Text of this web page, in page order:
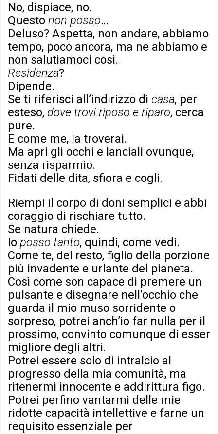
No, dispiace, no.
Questo non posso…
Deluso? Aspetta, non andare, abbiamo
tempo, poco ancora, ma ne abbiamo e
non salutiamoci così.
Residenza?
Dipende.
Se ti riferisci all’indirizzo di casa, per
esteso, dove trovi riposo e riparo, cerca
pure.
E come me, la troverai.
Ma apri gli occhi e lanciali ovunque,
senza risparmio.
Fidati delle dita, sfiora e cogli.
Riempi il corpo di doni semplici e abbi
coraggio di rischiare tutto.
Se natura chiede.
Io posso tanto, quindi, come vedi.
Come te, del resto, figlio della porzione
più invadente e urlante del pianeta.
Così come son capace di premere un
pulsante e disegnare nell’occhio che
guarda il mio muso sorridente o
sorpreso, potrei anch’io far nulla per il
prossimo, convinto comunque di esser
migliore degli altri.
Potrei essere solo di intralcio al
progresso della mia comunità, ma
ritenermi innocente e addirittura figo.
Potrei perfino vantarmi delle mie
ridotte capacità intellettive e farne un
requisito essenziale per